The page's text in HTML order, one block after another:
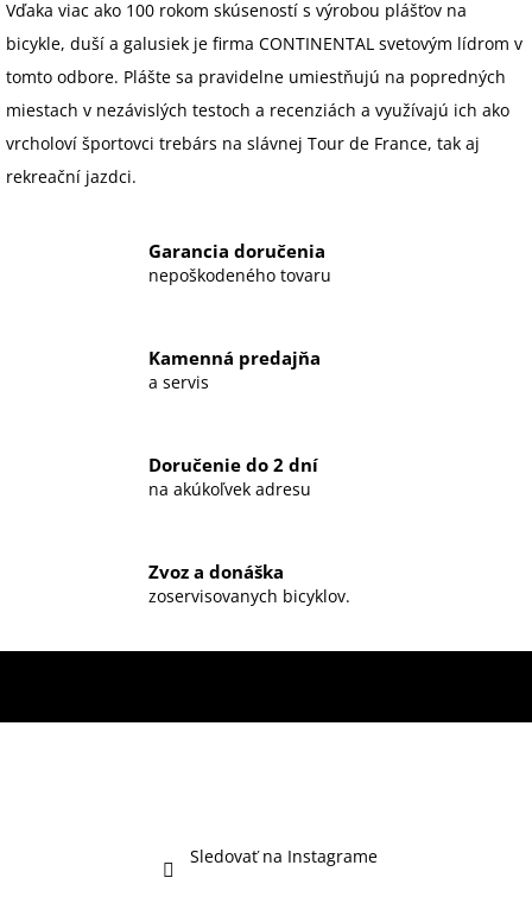
Vďaka viac ako 100 rokom skúseností s výrobou plášťov na
bicykle, duší a galusiek je firma CONTINENTAL svetovým lídrom v
tomto odbore. Plášte sa pravidelne umiestňujú na popredných
miestach v nezávislých testoch a recenziách a využívajú ich ako
vrcholoví športovci trebárs na slávnej Tour de France, tak aj
rekreační jazdci.
Garancia doručenia
nepoškodeného tovaru
Kamenná predajňa
a servis
Doručenie do 2 dní
na akúkoľvek adresu
Zvoz a donáška
zoservisovanych bicyklov.
Sledovať na Instagrame